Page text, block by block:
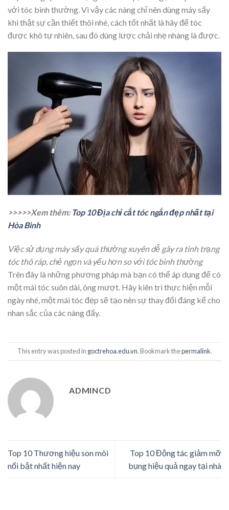
với tóc bình thường. Vì vậy các nàng chỉ nên dùng máy sấy
khi thật sự cần thiết thôi nhé, cách tốt nhất là hãy để tóc
được khô tự nhiên, sau đó dùng lược chải nhẹ nhàng là được.
>>>>>Xem thêm: Top 10 Địa chỉ cắt tóc ngắn đẹp nhất tại
Hòa Bình
Việc sử dụng máy sấy quá thường xuyên dễ gây ra tình trạng
tóc thô ráp, chẻ ngọn và yếu hơn so với tóc bình thường
Trên đây là những phương pháp mà bạn có thể áp dụng để có
một mái tóc suôn dài, óng mượt. Hãy kiên trì thực hiện mỗi
ngày nhé, một mái tóc đẹp sẽ tạo nên sự thay đổi đáng kể cho
nhan sắc của các nàng đấy.
This entry was posted in goctrehoa.edu.vn. Bookmark thepermalink.
ADMINCD
Top 10 Thương hiệu son môi
nổi bật nhất hiện nay
Top 10 Động tác giảm mỡ
bụng hiệu quả ngay tại nhà